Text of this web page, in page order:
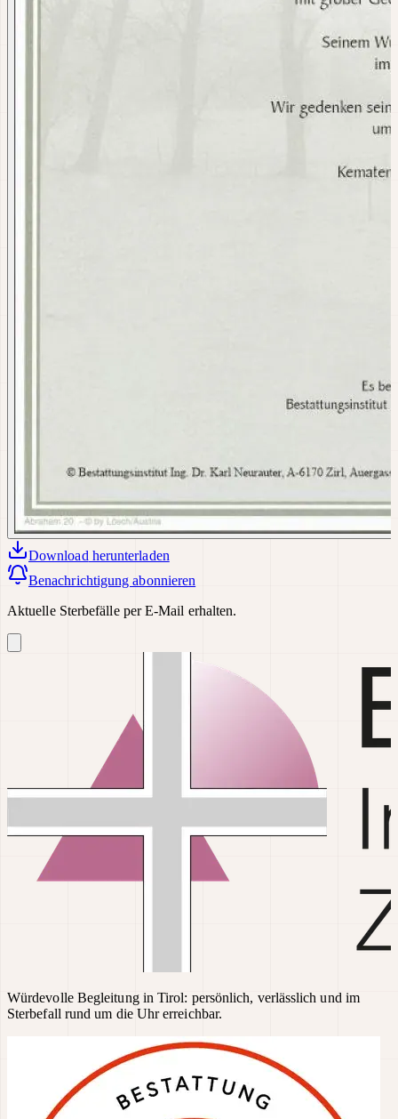
Download herunterladen
Benachrichtigung abonnieren
Aktuelle Sterbefälle per E-Mail erhalten.
Würdevolle Begleitung in Tirol: persönlich, verlässlich und im
Sterbefall rund um die Uhr erreichbar.